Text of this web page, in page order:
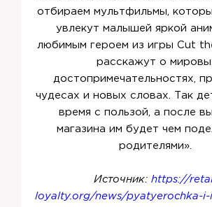
отбираем мультфильмы,
увлекут малышей яркой
любимым героем из игры Cut
расскажут о
достопримечательностях,
чудесах и новых словах. Так
время с пользой, а после
магазина им будет чем
родителями».
Источник: https://
loyalty.org/news/pyatyerochka-i-